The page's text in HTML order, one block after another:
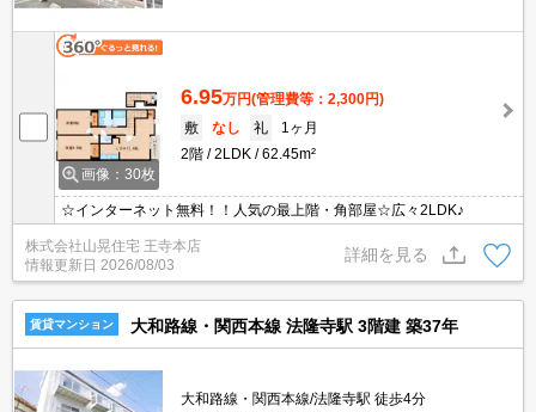
画像：30枚
6.95万円(管理費等：2,300円)
敷
なし 礼
1ヶ月
2階
2LDK 62.45m²
☆インターネット無料！！人気の最上階・角部屋☆広々2LDK♪
株式会社山晃住宅 王寺本店
情報更新日 2026/08/03
詳細を見る
賃貸マンション 大和路線・関西本線 法隆寺駅 3階建 築37年
大和路線・関西本線/法隆寺駅 徒歩4分